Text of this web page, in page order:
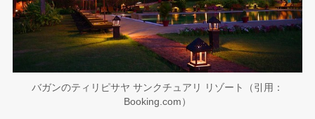
バガンのティリピサヤ サンクチュアリ リゾート（引用：
Booking.com）